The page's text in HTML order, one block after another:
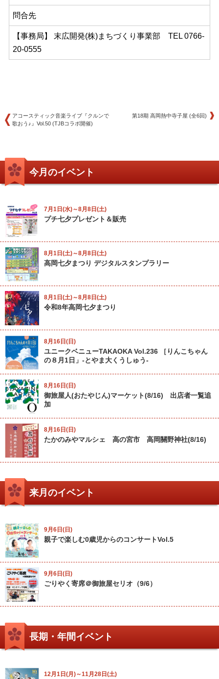
問合先
【事務局】 末広開発(株)まちづくり事業部 TEL 0766-
20-0555
アコースティック音楽ライブ『クルンで
歌おう♪』Vol.50 (TJBコラボ開催)
第18期 高岡熱中寺子屋 (全6回)
今月のイベント
7月1日(水)～8月8日(土)
プチ七夕プレゼント＆販売
8月1日(土)～8月8日(土)
高岡七夕まつり デジタルスタンプラリー
8月1日(土)～8月8日(土)
令和8年高岡七夕まつり
8月16日(日)
ユニークベニューTAKAOKA Vol.236 ［りんこちゃん
の８月1日」-とやま大くうしゅう-
8月16日(日)
御旅屋人(おたやじん)マーケット(8/16) 出店者一覧追
加
8月16日(日)
たかのみやマルシェ 高の宮市 高岡關野神社(8/16)
来月のイベント
9月6日(日)
親子で楽しむ0歳児からのコンサートVol.5
9月6日(日)
ごりやく寄席＠御旅屋セリオ（9/6）
長期・年間イベント
12月1日(月)～11月28日(土)